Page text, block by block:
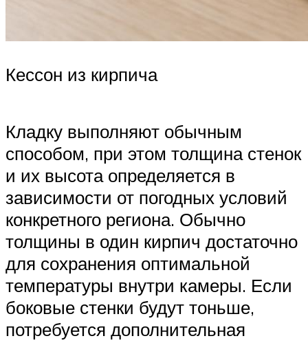
Кессон из кирпича
Кладку выполняют обычным
способом, при этом толщина стенок
и их высота определяется в
зависимости от погодных условий
конкретного региона. Обычно
толщины в один кирпич достаточно
для сохранения оптимальной
температуры внутри камеры. Если
боковые стенки будут тоньше,
потребуется дополнительная